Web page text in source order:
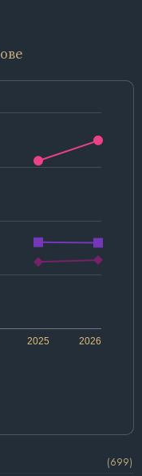
2026
2025
(699)